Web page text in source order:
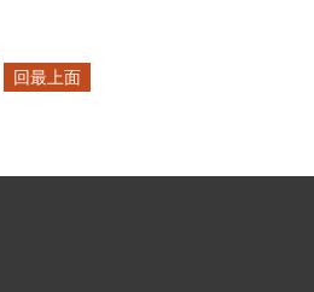
回最上面